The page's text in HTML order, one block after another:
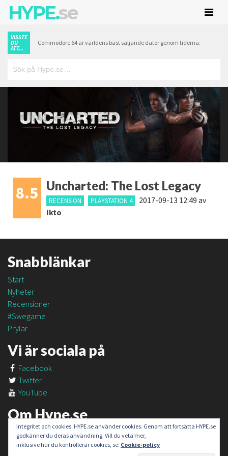
HYPE.se
VISSTE
DU
ATT...
Commodore 64 är världens bäst säljande dator genom tiderna.
8.5 Uncharted: The Lost Legacy
RECENSION PLAYSTATION 4 2017-09-13 12:49 av
Ikto
Snabblänkar
Start
Nyheter
Recensioner
#Swegame
Prylar
Vi är sociala på
Facebook
Twitter
YouTube
Om Hype.se
Om oss
Om #SweGame
Integritet och cookies: HYPE.se använder cookies. Genom att fortsätta HYPE.se
godkänner du deras användning. Vill du veta mer,
inklusive hur du kontrollerar cookies, se: Cookie-policy